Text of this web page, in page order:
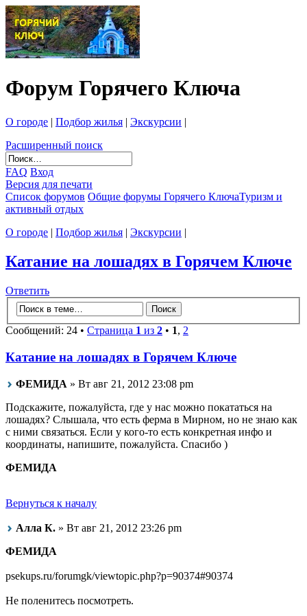
Форум Горячего Ключа
О городе | Подбор жилья | Экскурсии |
Расширенный поиск
FAQ Вход
Версия для печати
Список форумов Общие форумы Горячего КлючаТуризм и
активный отдых
О городе | Подбор жилья | Экскурсии |
Катание на лошадях в Горячем Ключе
Ответить
Сообщений: 24 • Страница 1 из 2 • 1, 2
Катание на лошадях в Горячем Ключе
ФЕМИДА » Вт авг 21, 2012 23:08 pm
Подскажите, пожалуйста, где у нас можно покататься на
лошадях? Слышала, что есть ферма в Мирном, но не знаю как
с ними связаться. Если у кого-то есть конкретная инфо и
координаты, напишите, пожалуйста. Спасибо )
ФЕМИДА
Вернуться к началу
Алла К. » Вт авг 21, 2012 23:26 pm
ФЕМИДА
psekups.ru/forumgk/viewtopic.php?p=90374#90374
Не поленитесь посмотреть.